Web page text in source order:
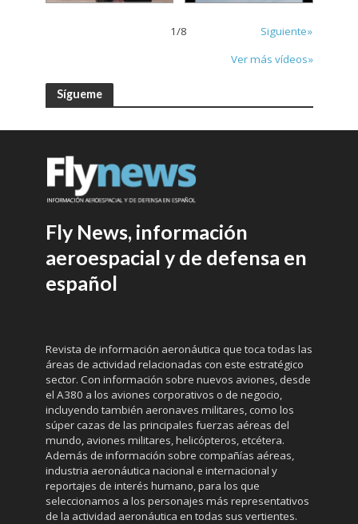
1/8
Siguiente»
Ver más vídeos»
Sígueme
Fly News, información
aeroespacial y de defensa en
español
Revista de información aeronáutica que toca todas las
áreas de actividad relacionadas con este estratégico
sector. Con información sobre nuevos aviones, desde
el A380 a los aviones corporativos o de negocio,
incluyendo también aeronaves militares, como los
súper cazas de las principales fuerzas aéreas del
mundo, aviones militares, helicópteros, etcétera.
Además de información sobre compañías aéreas,
industria aeronáutica nacional e internacional y
reportajes de interés humano, para los que
seleccionamos a los personajes más representativos
de la actividad aeronáutica en todas sus vertientes.